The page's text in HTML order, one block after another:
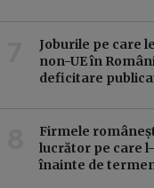
Joburile pe care
non-UE în
deficitare
Firmele
lucrător pe care
înainte de